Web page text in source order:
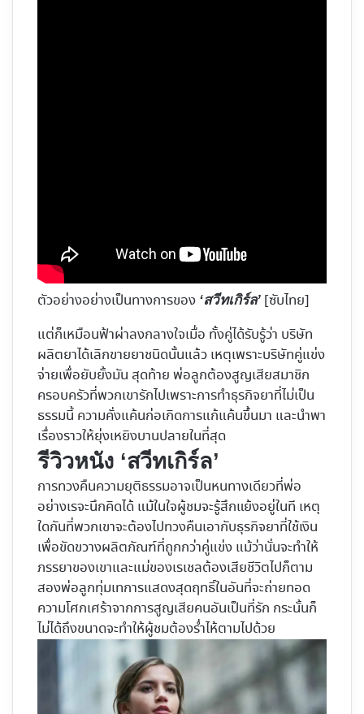
ตัวอย่างอย่างเป็นทางการของ ‘สวีทเกิร์ล’ [ซับไทย]
แต่ก็เหมือนฟ้าผ่าลงกลางใจเมื่อ ทั้งคู่ได้รับรู้ว่า บริษัท
ผลิตยาได้เลิกขายยาชนิดนั้นแล้ว เหตุเพราะบริษัทคู่แข่ง
จ่ายเพื่อยับยั้งมัน สุดท้าย พ่อลูกต้องสูญเสียสมาชิก
ครอบครัวที่พวกเขารักไปเพราะการทำธุรกิจยาที่ไม่เป็น
ธรรมนี้ ความคั่งแค้นก่อเกิดการแก้แค้นขึ้นมา และนำพา
เรื่องราวให้ยุ่งเหยิงบานปลายในที่สุด
รีวิวหนัง ‘สวีทเกิร์ล’
การทวงคืนความยุติธรรมอาจเป็นหนทางเดียวที่พ่อ
อย่างเรจะนึกคิดได้ แม้ในใจผู้ชมจะรู้สึกแย้งอยู่ในที เหตุ
ใดกันที่พวกเขาจะต้องไปทวงคืนเอากับธุรกิจยาที่ใช้เงิน
เพื่อขัดขวางผลิตภัณฑ์ที่ถูกกว่าคู่แข่ง แม้ว่านั่นจะทำให้
ภรรยาของเขาและแม่ของเรเชลต้องเสียชีวิตไปก็ตาม
สองพ่อลูกทุ่มเทการแสดงสุดฤทธิ์ในอันที่จะถ่ายทอด
ความโศกเศร้าจากการสูญเสียคนอันเป็นที่รัก กระนั้นก็
ไม่ได้ถึงขนาดจะทำให้ผู้ชมต้องร่ำไห้ตามไปด้วย